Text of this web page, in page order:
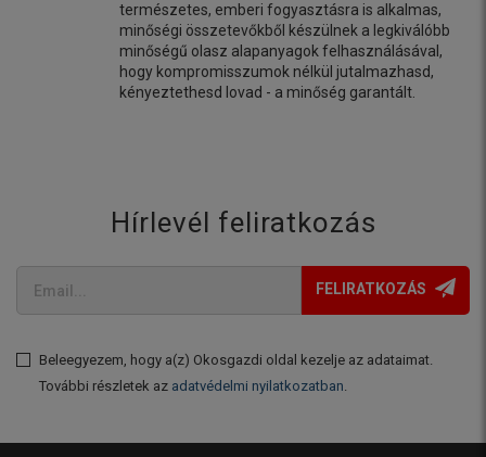
természetes, emberi fogyasztásra is alkalmas,
minőségi összetevőkből készülnek a legkiválóbb
minőségű olasz alapanyagok felhasználásával,
hogy kompromisszumok nélkül jutalmazhasd,
kényeztethesd lovad - a minőség garantált.
Hírlevél feliratkozás
FELIRATKOZÁS
Beleegyezem, hogy a(z) Okosgazdi oldal kezelje az adataimat.
További részletek az adatvédelmi nyilatkozatban.